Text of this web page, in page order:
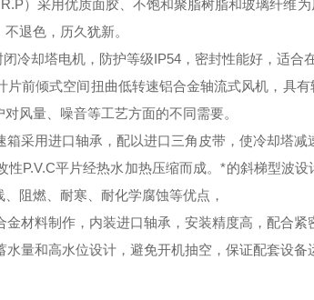
）采用优质面胶、不饱和聚脂树脂和玻璃纤维
退色，历久犹新。
冷却塔电机，防护等级IP54，密封性能好，适合
前倾式空间扭曲低转速铝合金轴流式风机，具
风量、噪音等工艺方面的不同需要。
采用进口轴承，配以进口三角皮带，使冷却塔减
P.V.C平片经热水加热压缩而成。*的斜梯型波
阻燃、耐寒、耐化学腐蚀等优点，
材料制作，内装进口轴承，安装精度高，配合紧
量和高水位设计，避免开机抽空，保证配套设备